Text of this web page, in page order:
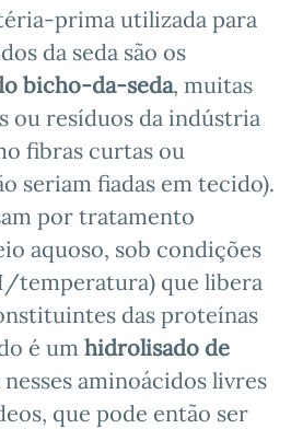
prima utilizada para
da seda são os
bicho-da-seda, muitas
ou resíduos da indústria
fibras curtas ou
seriam fiadas em tecido).
por tratamento
aquoso, sob condições
temperatura) que libera
das proteínas
é um hidrolisado de
aminoácidos livres
que pode então ser